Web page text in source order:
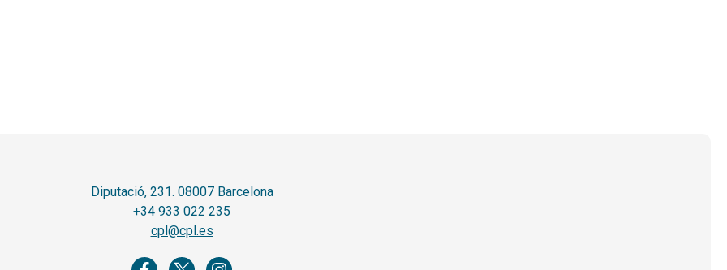
Diputació, 231. 08007 Barcelona
+34 933 022 235
cpl@cpl.es